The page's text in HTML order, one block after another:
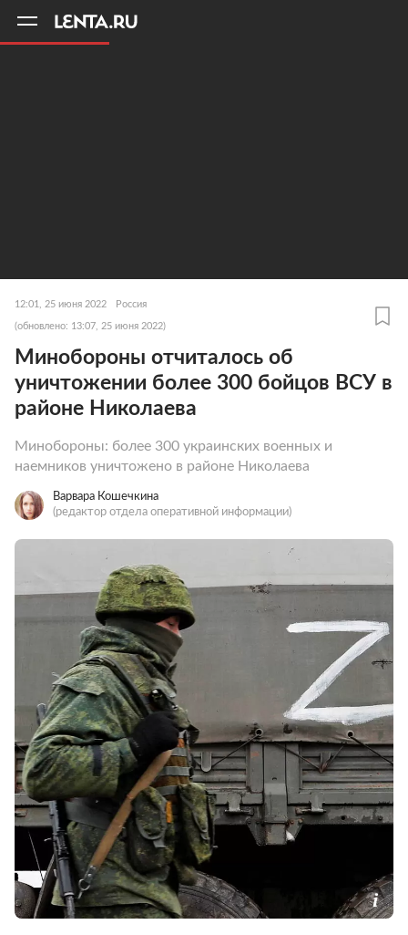
12:01, 25 июня 2022 Россия
(обновлено: 13:07, 25 июня 2022)
Минобороны отчиталось об
уничтожении более 300 бойцов ВСУ в
районе Николаева
Минобороны: более 300 украинских военных и
наемников уничтожено в районе Николаева
Варвара Кошечкина
(редактор отдела оперативной информации)